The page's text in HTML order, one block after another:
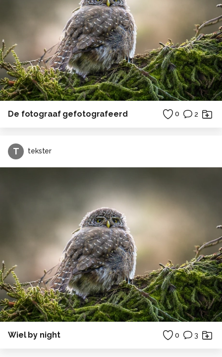
De fotograaf gefotografeerd 0 2
T tekster
Wiel by night 0 3